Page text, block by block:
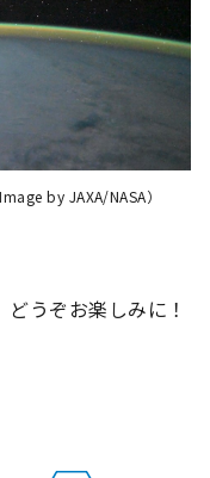
by JAXA/NASA）
うぞお楽しみに！